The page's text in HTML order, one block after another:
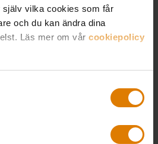
själv vilka cookies som får
och du kan ändra dina
Läs mer om vår cookiepolicy
2024
från Sveriges
Den nya
inte bara nyproduktion
vikten av renovering